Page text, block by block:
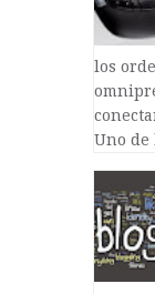
los
Uno de